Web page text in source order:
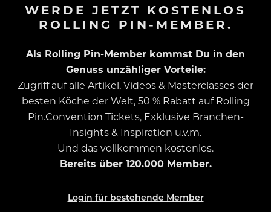
WERDE JETZT KOSTENLOS
ROLLING PIN-MEMBER.
Als Rolling Pin-Member kommst Du in den
Genuss unzähliger Vorteile:
Zugriff auf alle Artikel, Videos & Masterclasses der
besten Köche der Welt, 50 % Rabatt auf Rolling
Pin.Convention Tickets, Exklusive Branchen-
Insights & Inspiration u.v.m.
Und das vollkommen kostenlos.
Bereits über 120.000 Member.
Login für bestehende Member